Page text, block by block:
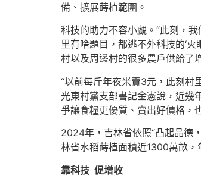
備、擴展蒔植範圍。
科技的助力不容小覷。“此刻，
里有啥題目，都逃不外科技的‘
村以及周邊村的很多農戶供給了
“以前每斤年夜米賣3元，此刻村
光東村黨支部書記金憲說，近幾
爭讓食糧更優質、賣出好價格，
2024年，吉林省依照“凸起品德
林省水稻蒔植面積近1300萬畝，
靠科技 促增收